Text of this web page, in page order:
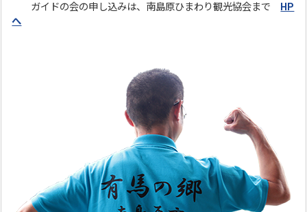
ガイドの会の申し込みは、南島原ひまわり観光協会まで
HP
へ